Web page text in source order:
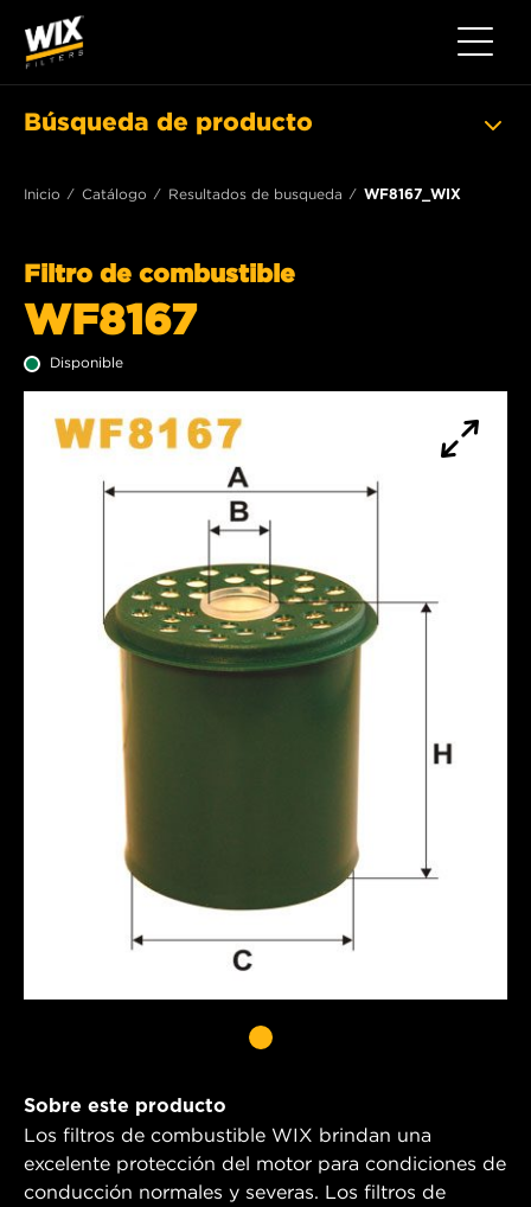
Toggle
Búsqueda de producto
Inicio Catálogo Resultados de busqueda WF8167_WIX
Filtro de combustible
WF8167
Disponible
Sobre este producto
Los filtros de combustible WIX brindan una
excelente protección del motor para condiciones de
conducción normales y severas. Los filtros de